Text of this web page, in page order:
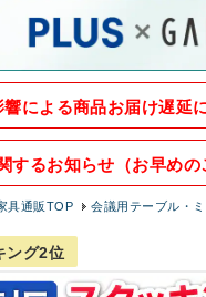
による商品お届け遅延
するお知らせ（お早めの
具通販TOP 会議用テーブル・
ング2位